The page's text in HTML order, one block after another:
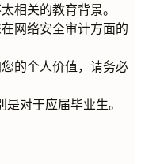
相关的教育背景。
网络安全审计方面的
的个人价值，请务必
对于应届毕业生。